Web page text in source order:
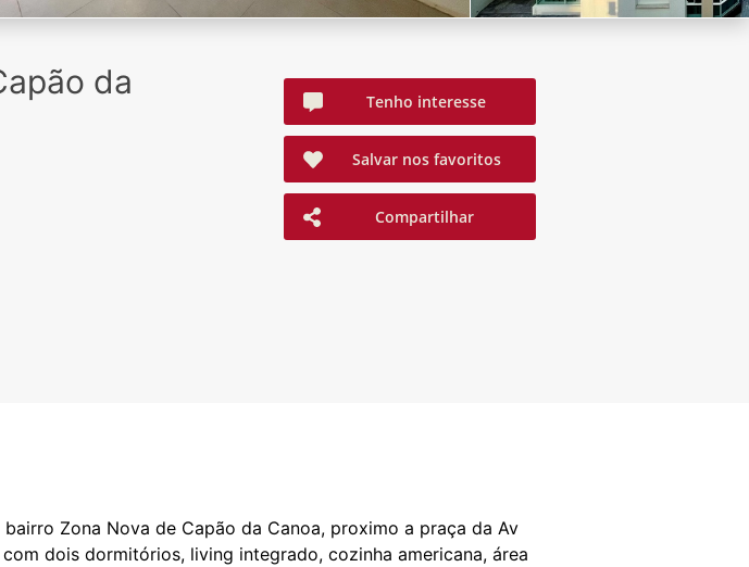
da
Tenho interesse
Salvar nos favoritos
Compartilhar
Zona Nova de Capão da Canoa, proximo a praça da Av
dois dormitórios, living integrado, cozinha americana, área